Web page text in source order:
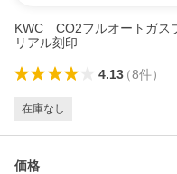
KWC CO2フルオートガス
リアル刻印
4.13（8件）
在庫なし
価格